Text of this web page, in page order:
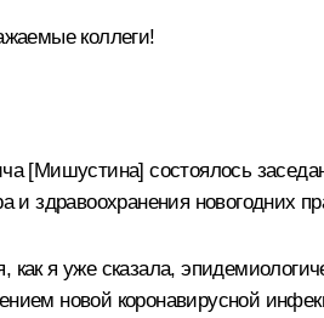
коллеги!
[Мишустина] состоялось
здравоохранения новогодних
как я уже сказала,
новой коронавирусной